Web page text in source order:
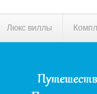
Люкс виллы